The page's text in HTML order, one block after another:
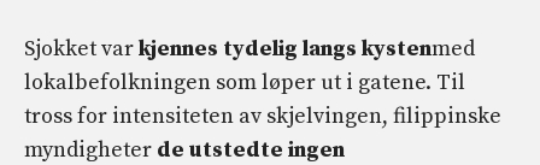
Sjokket varkjennes tydelig langs kystenmed
lokalbefolkningen som løper ut i gatene. Til
tross for intensiteten av skjelvingen, filippinske
myndigheter de utstedte ingen